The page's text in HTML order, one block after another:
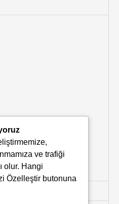
ve trafiği
olur. Hangi
Özelleştir butonuna